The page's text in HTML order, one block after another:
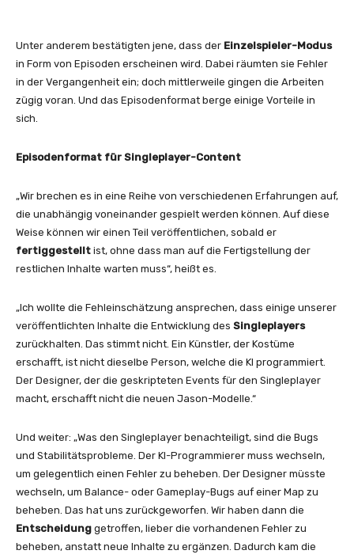
Unter anderem bestätigten jene, dass der Einzelspieler-Modus
in Form von Episoden erscheinen wird. Dabei räumten sie Fehler
in der Vergangenheit ein; doch mittlerweile gingen die Arbeiten
zügig voran. Und das Episodenformat berge einige Vorteile in
sich.
Episodenformat für Singleplayer-Content
„Wir brechen es in eine Reihe von verschiedenen Erfahrungen auf,
die unabhängig voneinander gespielt werden können. Auf diese
Weise können wir einen Teil veröffentlichen, sobald er
fertiggestellt ist, ohne dass man auf die Fertigstellung der
restlichen Inhalte warten muss“, heißt es.
„Ich wollte die Fehleinschätzung ansprechen, dass einige unserer
veröffentlichten Inhalte die Entwicklung des Singleplayers
zurückhalten. Das stimmt nicht. Ein Künstler, der Kostüme
erschafft, ist nicht dieselbe Person, welche die KI programmiert.
Der Designer, der die geskripteten Events für den Singleplayer
macht, erschafft nicht die neuen Jason-Modelle.“
Und weiter: „Was den Singleplayer benachteiligt, sind die Bugs
und Stabilitätsprobleme. Der KI-Programmierer muss wechseln,
um gelegentlich einen Fehler zu beheben. Der Designer müsste
wechseln, um Balance- oder Gameplay-Bugs auf einer Map zu
beheben. Das hat uns zurückgeworfen. Wir haben dann die
Entscheidung getroffen, lieber die vorhandenen Fehler zu
beheben, anstatt neue Inhalte zu ergänzen. Dadurch kam die